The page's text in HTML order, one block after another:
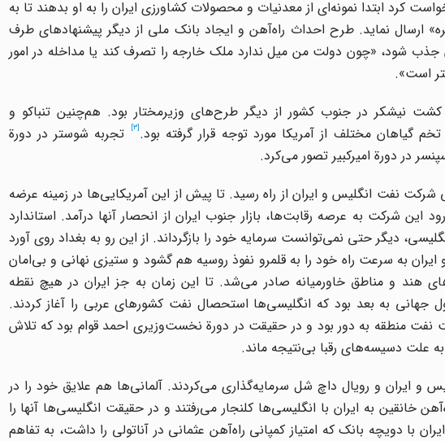
کرد ابتدا نمونه‌ای از معدنیات و محصولات کشاورزی ایران را به او بدهند تا به
ارسال نماید. طرح احداث راه‌آهن و ایجاد بانک ملی از دیگر پیشنهادهای طرف
جذب شود، «چون دولت من میل ندارد ملک خارجه را تصرف کند یا مداخله در امور
است».
کشت نیشکر در جنوب کشور از دیگر طرح‌های وزیرمختار بود. هم‌چنین تنباکو و
گیاهان مختلف از آمریکا مورد توجه قرار گرفته بود.[3]
تجربه شوستر در دورة
در دورة امیرکبیر تصور می‌کرد.
شرکت نفت انگلیس و ایران از راه رسید. تا پیش از این آمریکایی‌ها در زمینه عرضه
این شرکت به عرصه رقابت‌ها، بازار جنوب ایران از انحصار آنها درآمد. استاندارد
دیگر حتی نمی‌توانست سرمایه خود را بازگرداند. از این رو به بغداد روی‌ آورد
به سرعت راه خود را به قلمرو نفوذ روسیه هم گشود و ستیزی نهانی و بی‌امان
هند و مناطق خاورمیانه صادر می‌شد. تا این زمان به جز ایران در هیچ نقطه
به بعد بود که انگلیسی‌ها استحصال نفت کشورهای عربی را آغاز کردند.
سوم اسفند سال 1299ش، از صنعت نفت منطقه به دور بود و در حقیقت در دورة نخست‌وزیری احمد قوام بود که تلاش
به علت دسیسه‌های رقبا بی‌نتیجه ماند.
و ایران و رویال داچ ‌شل سرمایه‌گذاری می‌کردند. آلمانی‌ها هم علایق خود را در
خانقین به ایران با انگلیسی‌ها کلنجار می‌رفتند و در حقیقت انگلیسی‌ها آنها را
با دویچه‌ بانک که امتیاز کمپانی راه‌آهن عثمانی در آناتولی را داشت، به تفاهم